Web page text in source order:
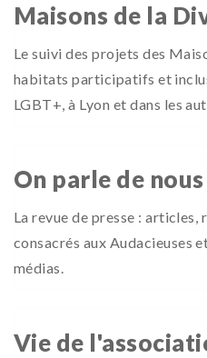
Maisons de la
Le suivi des projets des
habitats participatifs et
LGBT+, à Lyon et dans les
On parle de nous
La revue de presse :
consacrés aux Audacieuses
médias.
Vie de